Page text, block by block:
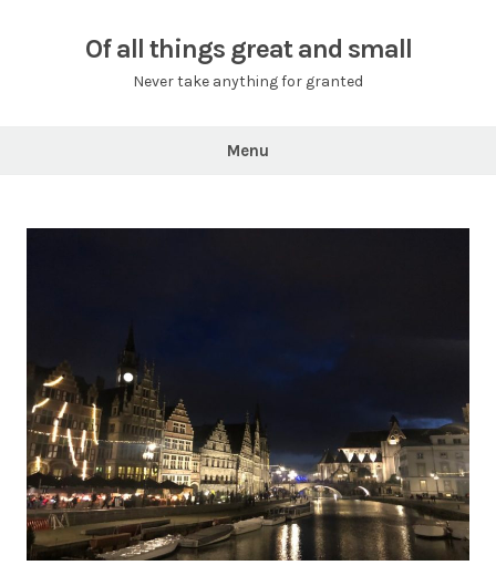
Of all things great and small
Never take anything for granted
Menu